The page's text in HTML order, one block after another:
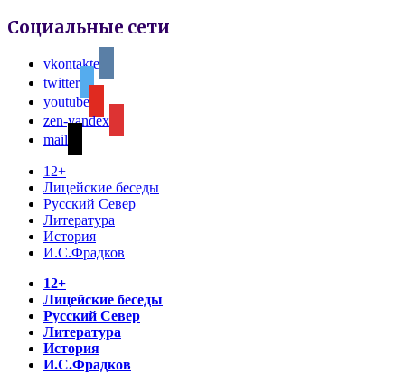
Социальные сети
vkontakte
twitter
youtube
zen-yandex
mail
12+
Лицейские беседы
Русский Север
Литература
История
И.С.Фрадков
12+
Лицейские беседы
Русский Север
Литература
История
И.С.Фрадков